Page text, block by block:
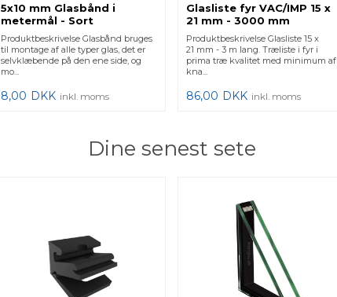
5x10 mm Glasbånd i
metermål - Sort
Produktbeskrivelse Glasbånd bruges
til montage af alle typer glas, det er
selvklæbende på den ene side, og
mo...
8,00 DKK inkl. moms
Glasliste fyr VAC/IMP 15 x
21 mm - 3000 mm
Produktbeskrivelse Glasliste 15 x
21 mm - 3 m lang. Træliste i fyr i
prima træ kvalitet med minimum af
kna...
86,00 DKK inkl. moms
Dine senest sete